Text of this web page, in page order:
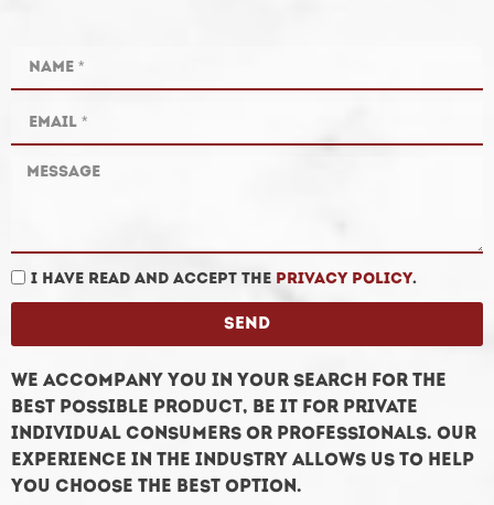
I have read and accept the privacy policy.
Send
We accompany you in your search for the
best possible product, be it for private
individual consumers or professionals. Our
experience in the industry allows us to help
you choose the best option.